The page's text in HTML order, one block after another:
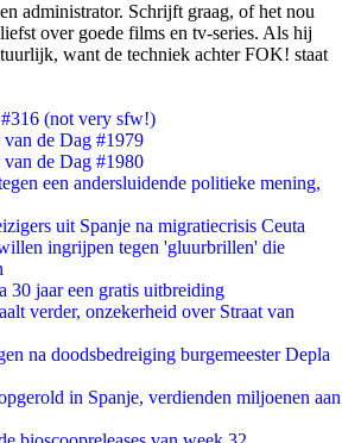
administrator. Schrijft graag, of het nou
over goede films en tv-series. Als hij
want de techniek achter FOK! staat
(not very sfw!)
van de Dag #1979
van de Dag #1980
een andersluidende politieke mening,
uit Spanje na migratiecrisis Ceuta
ingrijpen tegen 'gluurbrillen' die
30 jaar een gratis uitbreiding
verder, onzekerheid over Straat van
na doodsbedreiging burgemeester Depla
in Spanje, verdienden miljoenen aan